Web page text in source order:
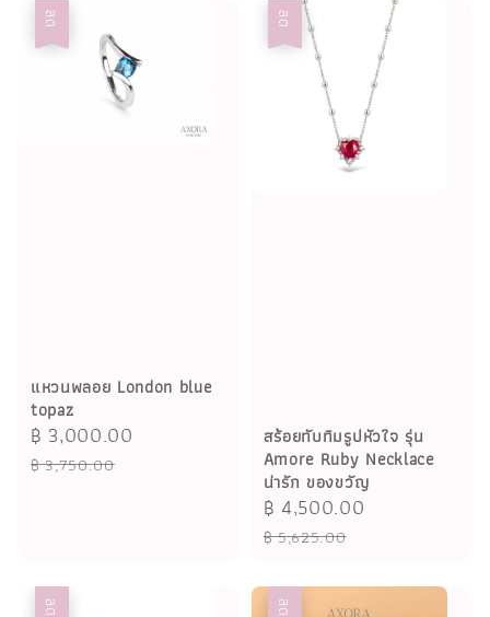
ลด
แหวนพลอย London blue
topaz
Sale
price
฿ 3,000.00
฿ 3,750.00
ลด
สร้อยทับทิมรูปหัวใจ รุ่น
Amore Ruby Necklace
น่ารัก ของขวัญ
Sale
price
฿ 4,500.00
฿ 5,625.00
ลด ลด